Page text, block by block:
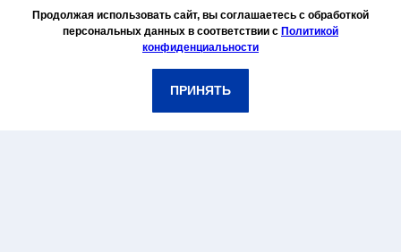
Продолжая использовать сайт, вы соглашаетесь с обработкой
персональных данных в соответствии с Политикой
конфиденциальности
ПРИНЯТЬ
01